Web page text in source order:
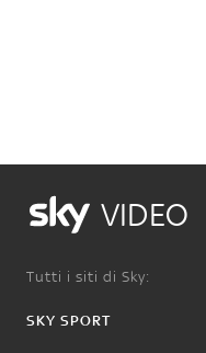
VIDEO
Tutti i siti di Sky:
SKY SPORT